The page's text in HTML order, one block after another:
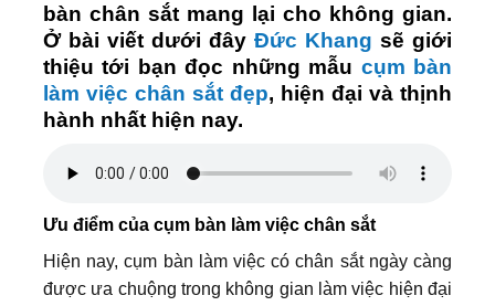
bàn chân sắt mang lại cho không gian.
Ở bài viết dưới đây Đức Khang sẽ giới
thiệu tới bạn đọc những mẫu cụm bàn
làm việc chân sắt đẹp, hiện đại và thịnh
hành nhất hiện nay.
Ưu điểm của cụm bàn làm việc chân sắt
Hiện nay, cụm bàn làm việc có chân sắt ngày càng
được ưa chuộng trong không gian làm việc hiện đại